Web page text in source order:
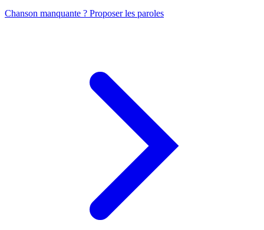
Chanson manquante ? Proposer les paroles